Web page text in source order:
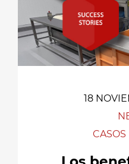
18
CASOS